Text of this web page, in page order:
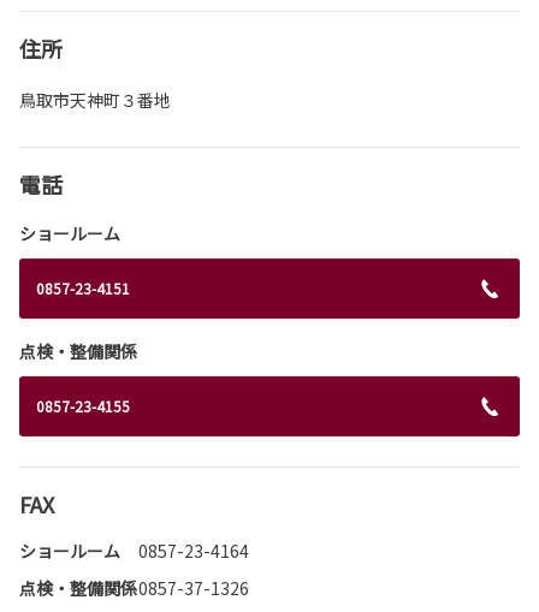
住所
鳥取市天神町３番地
電話
ショールーム
0857-23-4151
点検・整備関係
0857-23-4155
FAX
ショールーム
0857-23-4164
点検・整備関係0857-37-1326